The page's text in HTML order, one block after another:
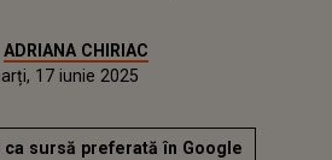
ADRIANA CHIRIAC
17 iunie 2025
ca sursă preferată în Google